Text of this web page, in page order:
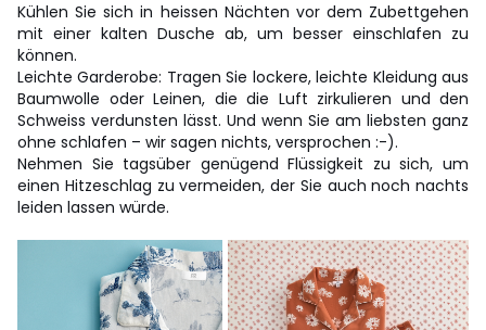
Kühlen Sie sich in heissen Nächten vor dem Zubettgehen
mit einer kalten Dusche ab, um besser einschlafen zu
können.
Leichte Garderobe: Tragen Sie lockere, leichte Kleidung aus
Baumwolle oder Leinen, die die Luft zirkulieren und den
Schweiss verdunsten lässt. Und wenn Sie am liebsten ganz
ohne schlafen – wir sagen nichts, versprochen :-).
Nehmen Sie tagsüber genügend Flüssigkeit zu sich, um
einen Hitzeschlag zu vermeiden, der Sie auch noch nachts
leiden lassen würde.